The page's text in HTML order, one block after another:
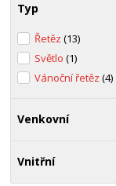
Typ
Řetěz(13)
Světlo(1)
Vánoční řetěz(4)
Venkovní
Vnitřní